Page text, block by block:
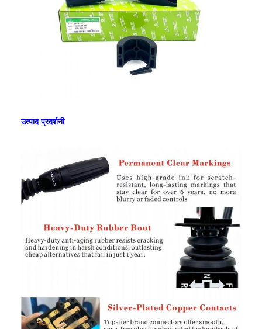
उत्पाद प्रदर्शनी